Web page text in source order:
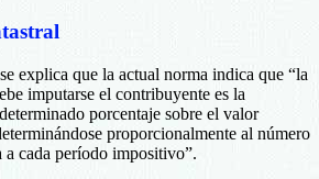
explica que la actual norma indica que “la
imputarse el contribuyente es la
porcentaje sobre el valor
proporcionalmente al número
a cada período impositivo”.